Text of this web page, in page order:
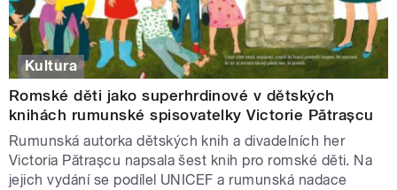
Kultura
Romské děti jako superhrdinové v dětských
knihách rumunské spisovatelky Victorie Pătrașcu
Rumunská autorka dětských knih a divadelních her
Victoria Pătrașcu napsala šest knih pro romské děti. Na
jejich vydání se podílel UNICEF a rumunská nadace